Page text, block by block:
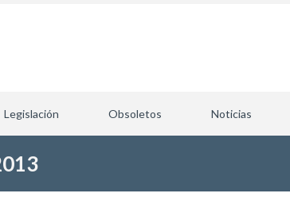
Legislación Obsoletos Noticias